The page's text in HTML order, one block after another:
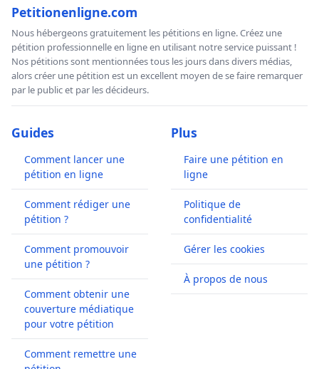
Petitionenligne.com
Nous hébergeons gratuitement les pétitions en ligne. Créez une
pétition professionnelle en ligne en utilisant notre service puissant !
Nos pétitions sont mentionnées tous les jours dans divers médias,
alors créer une pétition est un excellent moyen de se faire remarquer
par le public et par les décideurs.
Guides
Comment lancer une
pétition en ligne
Comment rédiger une
pétition ?
Comment promouvoir
une pétition ?
Comment obtenir une
couverture médiatique
pour votre pétition
Comment remettre une
Plus
Faire une pétition en
ligne
Politique de
confidentialité
Gérer les cookies
À propos de nous